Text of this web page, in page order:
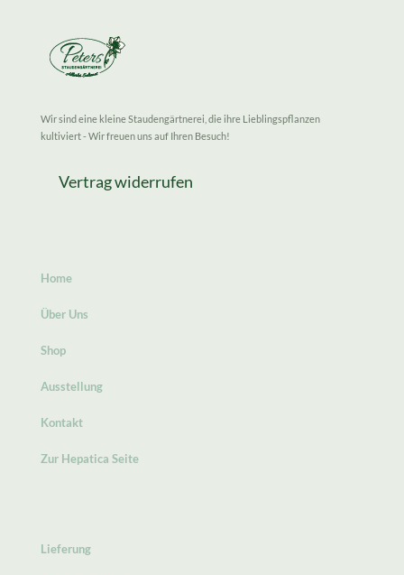
Wir sind eine kleine Staudengärtnerei, die ihre Lieblingspflanzen
kultiviert - Wir freuen uns auf Ihren Besuch!
Vertrag widerrufen
Home
Über Uns
Shop
Ausstellung
Kontakt
Zur Hepatica Seite
Lieferung